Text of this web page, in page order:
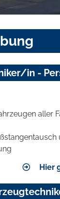
in -
aller
Hier